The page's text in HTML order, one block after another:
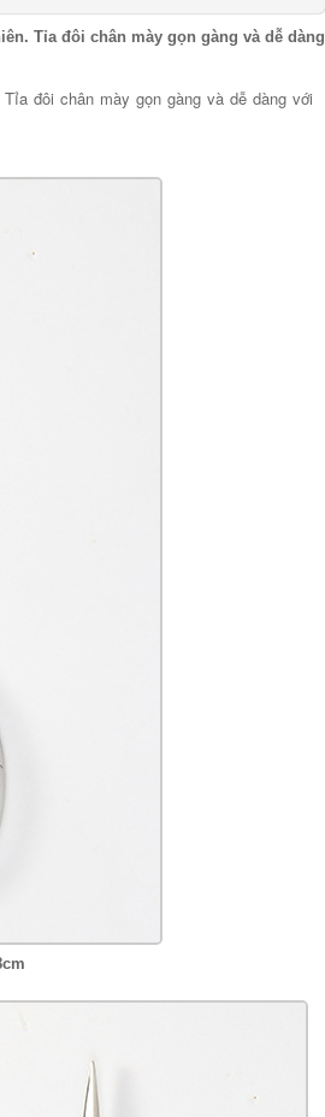
Tỉa đôi chân mày gọn gàng và dễ dàng
đôi chân mày gọn gàng và dễ dàng với